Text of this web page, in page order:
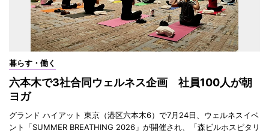
暮らす・働く
六本木で3社合同ウェルネス企画 社員100人が朝
ヨガ
グランド ハイアット 東京（港区六本木6）で7月24日、ウェルネスイベ
ント「SUMMER BREATHING 2026」が開催され、「森ビルホスピタリ